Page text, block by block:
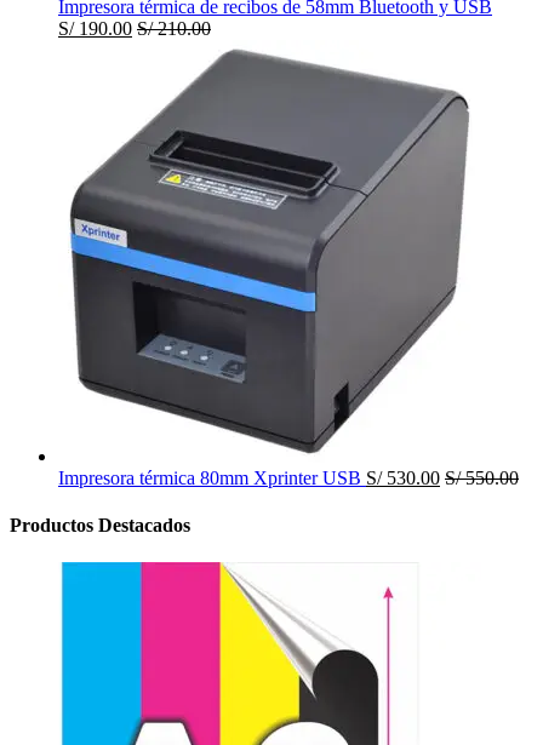
Impresora térmica de recibos de 58mm Bluetooth y USB
S/190.00 S/210.00
Impresora térmica 80mm Xprinter USB S/530.00 S/550.00
Productos Destacados